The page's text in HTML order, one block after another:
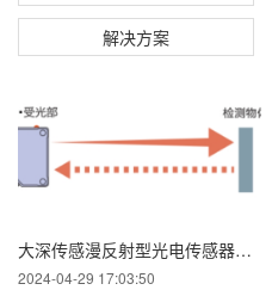
解决方案
大深传感漫反射型光电传感器原理
2024-04-29 17:03:50